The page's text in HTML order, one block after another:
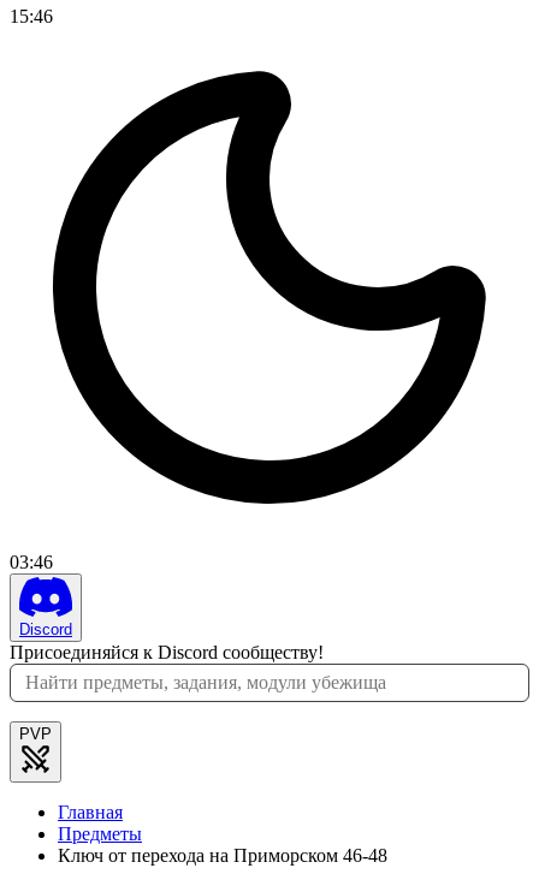
15:46
03:46
Discord
Присоединяйся к Discord сообществу!
PVP
Главная
Предметы
Ключ от перехода на Приморском 46-48